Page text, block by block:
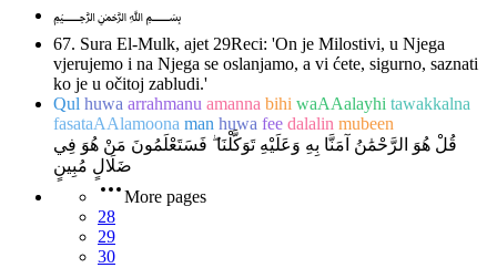
﷽
67. Sura El-Mulk, ajet 29Reci: 'On je Milostivi, u Njega
vjerujemo i na Njega se oslanjamo, a vi ćete, sigurno, saznati
ko je u očitoj zabludi.'
Qul huwa arrahmanu amanna bihi waAAalayhi tawakkalna
fasataAAlamoona man huwa fee dalalin mubeen
قُلْ هُوَ الرَّحْمَٰنُ آمَنَّا بِهِ وَعَلَيْهِ تَوَكَّلْنَا ۖ فَسَتَعْلَمُونَ مَنْ هُوَ فِي
ضَلَالٍ مُبِينٍ
More pages
28
29
30